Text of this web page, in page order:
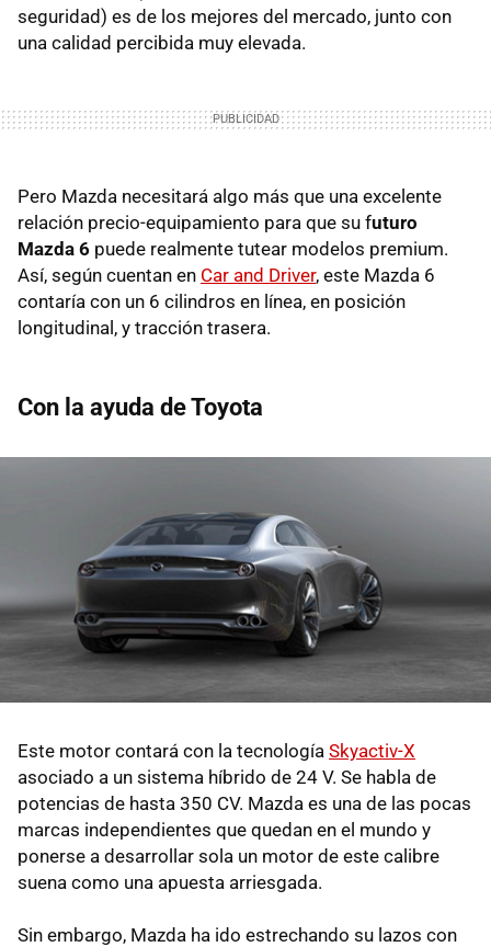
seguridad) es de los mejores del mercado, junto con
una calidad percibida muy elevada.
Pero Mazda necesitará algo más que una excelente
relación precio-equipamiento para que su futuro
Mazda 6 puede realmente tutear modelos premium.
Así, según cuentan en Car and Driver, este Mazda 6
contaría con un 6 cilindros en línea, en posición
longitudinal, y tracción trasera.
Con la ayuda de Toyota
Este motor contará con la tecnología Skyactiv-X
asociado a un sistema híbrido de 24 V. Se habla de
potencias de hasta 350 CV. Mazda es una de las pocas
marcas independientes que quedan en el mundo y
ponerse a desarrollar sola un motor de este calibre
suena como una apuesta arriesgada.
Sin embargo, Mazda ha ido estrechando su lazos con